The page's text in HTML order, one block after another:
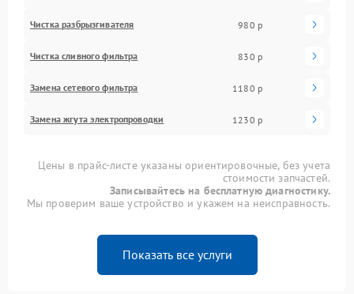
Чистка разбрызгивателя 980 р
Чистка сливного фильтра 830 р
Замена сетевого фильтра 1180 р
Замена жгута электропроводки 1230 р
Цены в прайс-листе указаны ориентировочные, без учета
стоимости запчастей.
Записывайтесь на бесплатную диагностику.
Мы проверим ваше устройство и укажем на неисправность.
Показать все услуги